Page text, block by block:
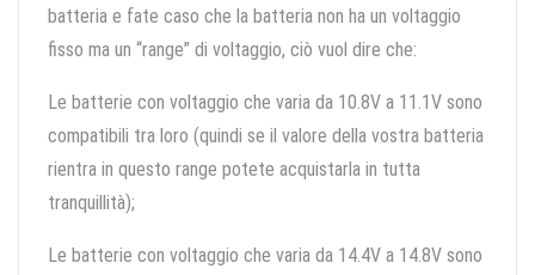
batteria e fate caso che la batteria non ha un voltaggio
fisso ma un “range” di voltaggio, ciò vuol dire che:
Le batterie con voltaggio che varia da 10.8V a 11.1V sono
compatibili tra loro (quindi se il valore della vostra batteria
rientra in questo range potete acquistarla in tutta
tranquillità);
Le batterie con voltaggio che varia da 14.4V a 14.8V sono